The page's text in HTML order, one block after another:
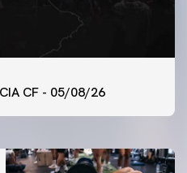
CF - 05/08/26
DEL VALENCIA CF